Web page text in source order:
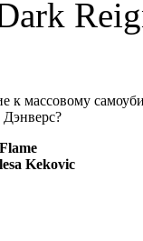
к массовому
Дэнверс?
Kekovic